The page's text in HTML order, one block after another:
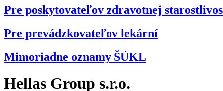
Pre poskytovateľov zdravotnej
Pre prevádzkovateľov lekární
Mimoriadne oznamy ŠÚKL
Hellas Group s.r.o.